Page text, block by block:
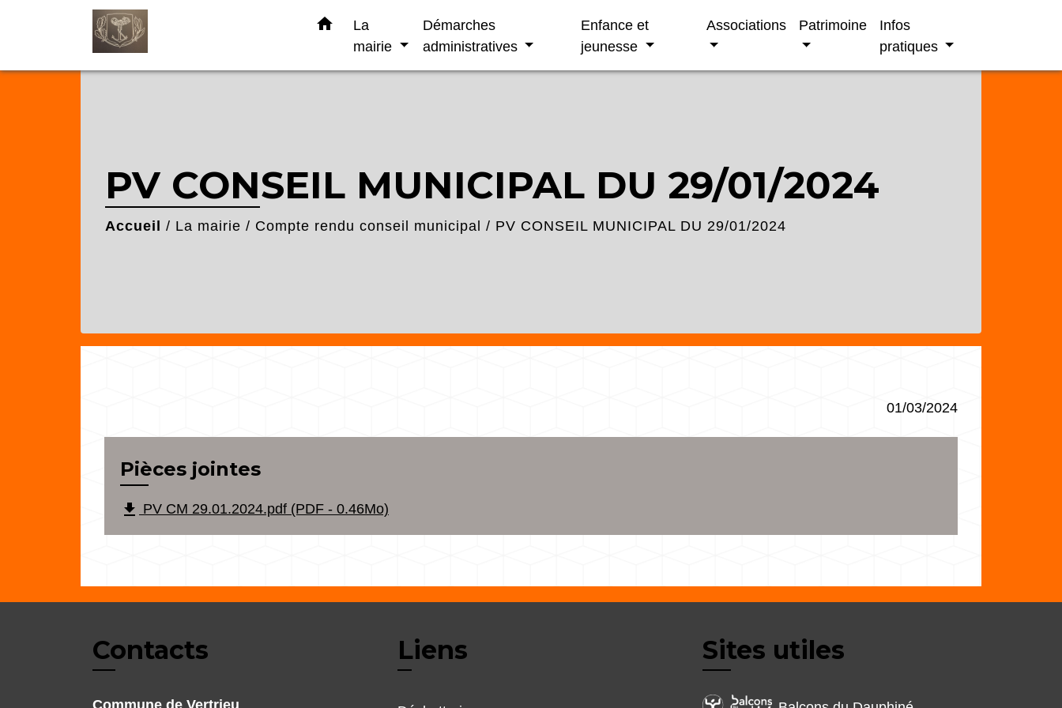
home
La
mairie
Démarches
administratives
Enfance et
jeunesse
Associations Patrimoine
Infos
pratiques
PV CONSEIL MUNICIPAL DU 29/01/2024
Accueil / La mairie / Compte rendu conseil municipal / PV CONSEIL MUNICIPAL DU 29/01/2024
01/03/2024
Pièces jointes
file_download PV CM 29.01.2024.pdf (PDF - 0.46Mo)
Contacts Liens Sites utiles